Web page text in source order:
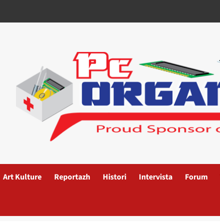
Art Kulture Reportazh Histori Intervista Forum